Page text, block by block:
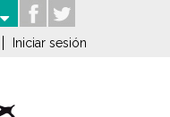
Iniciar sesión